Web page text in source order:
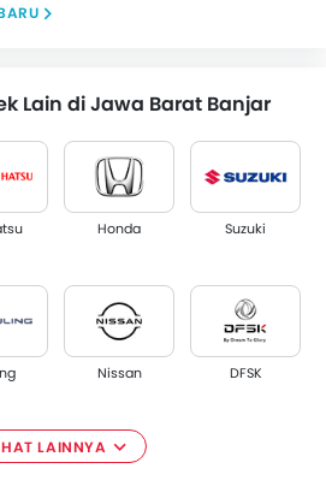
Lain di Jawa Barat Banjar
Honda Suzuki
Nissan DFSK
LAINNYA